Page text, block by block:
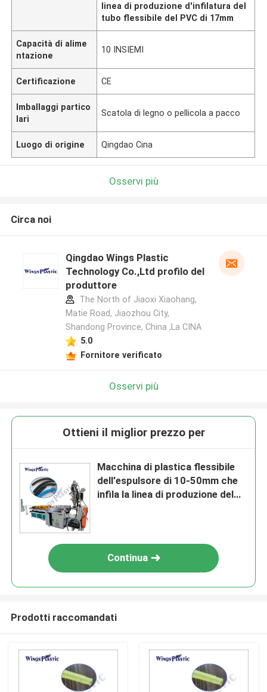
linea di produzione d'infilatura del
tubo flessibile del PVC di 17mm
Capacità di alime
ntazione
10 INSIEMI
Certificazione CE
Imballaggi partico
lari
Scatola di legno o pellicola a pacco
Luogo di origine Qingdao Cina
Osservi più
Circa noi
Qingdao Wings Plastic
Technology Co.,Ltd profilo del
produttore
The North of Jiaoxi Xiaohang,
Matie Road, Jiaozhou City,
Shandong Province, China ,La CINA
5.0
Fornitore verificato
Osservi più
Ottieni il miglior prezzo per
Macchina di plastica flessibile
dell'espulsore di 10-50mm che
infila la linea di produzione del
Continua
Prodotti raccomandati